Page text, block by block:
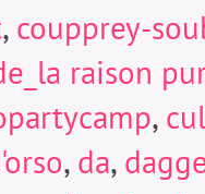
, coupprey-
raison
,
, da,